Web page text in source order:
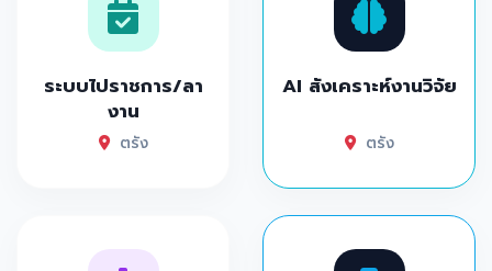
ระบบไปราชการ/ลา
งาน
ตรัง
AI สังเคราะห์งานวิจัย
ตรัง